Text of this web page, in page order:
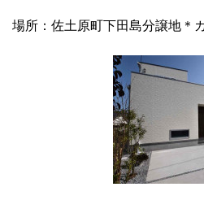
場所：佐土原町下田島分譲地＊